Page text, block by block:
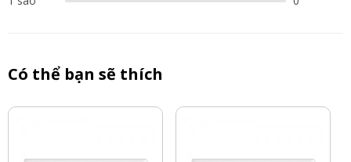
Có thể bạn sẽ thích